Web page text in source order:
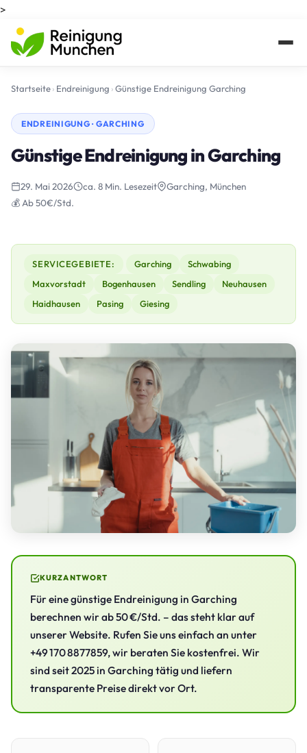
>
Startseite› Endreinigung ›Günstige Endreinigung Garching
ENDREINIGUNG · GARCHING
Günstige Endreinigung in Garching
29. Mai 2026 ca. 8 Min. Lesezeit
Garching, München
💰 Ab 50€/Std.
SERVICEGEBIETE: Garching
Schwabing
Maxvorstadt
Bogenhausen Sendling
Neuhausen
Haidhausen
Pasing Giesing
KURZANTWORT
Für eine günstige Endreinigung in Garching
berechnen wir ab 50 €/Std. – das steht klar auf
unserer Website. Rufen Sie uns einfach an unter
+49 170 8877859, wir beraten Sie kostenfrei. Wir
sind seit 2025 in Garching tätig und liefern
transparente Preise direkt vor Ort.